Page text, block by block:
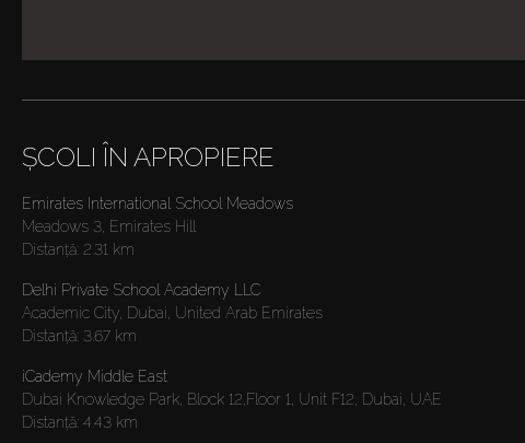
ȘCOLI ÎN APROPIERE
Emirates International School Meadows
Meadows 3, Emirates Hill
Distanţă: 2.31 km
Delhi Private School Academy LLC
Academic City, Dubai, United Arab Emirates
Distanţă: 3.67 km
iCademy Middle East
Dubai Knowledge Park, Block 12,Floor 1, Unit F12, Dubai, UAE
Distanţă: 4.43 km